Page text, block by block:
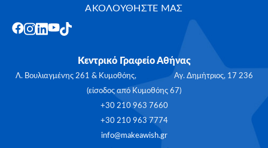
ΑΚΟΛΟΥΘΗΣΤΕ ΜΑΣ
Κεντρικό Γραφείο Αθήνας
Λ. Βουλιαγμένης 261 & Κυμοθόης, Αγ. Δημήτριος, 17 236
(είσοδος από Κυμοθόης 67)
+30 210 963 7660
+30 210 963 7774
info@makeawish.gr